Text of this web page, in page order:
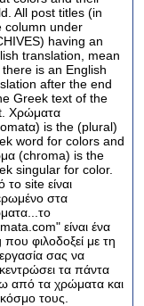
All post titles (in
column under
having an
translation, mean
is an English
after the end
Greek text of the
Χρώματα
is the (plural)
word for colors and
(chroma) is the
singular for color.
το site είναι
στα
είναι ένα
που φιλοδοξεί με τη
σας να
τα πάντα
από τα χρώματα και
τους.